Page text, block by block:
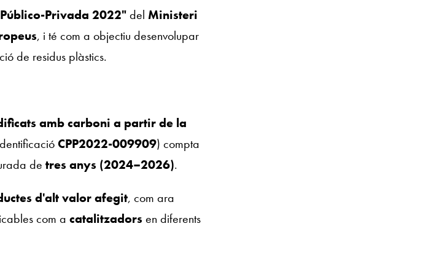
Privada 2022"del Ministeri
, i té com a objectiu desenvolupar
de residus plàstics.
amb carboni a partir de la
CPP2022-009909) compta
de tres anys (2024–2026).
d'alt valor afegit, com ara
com a catalitzadors en diferents